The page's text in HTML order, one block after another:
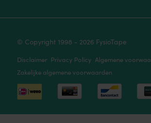
© Copyright 1998 - 2026 FysioTape
Disclaimer Privacy Policy Algemene
Zakelijke algemene voorwaarden